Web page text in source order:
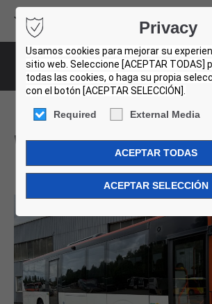
Privacy
Usamos cookies para mejorar su
sitio web. Seleccione [ACEPTAR TODAS]
todas las cookies, o haga su propia
con el botón [ACEPTAR SELECCIÓN].
Required External Media
Bus-Details
Volvo 8900.
003